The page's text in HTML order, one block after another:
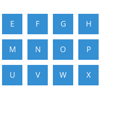
E F G H
M N O P
U V W X